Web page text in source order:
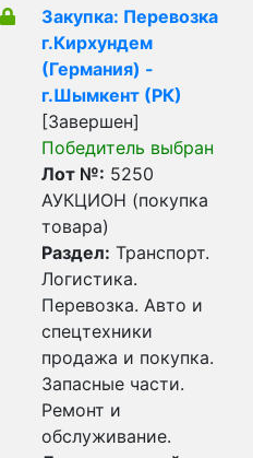
Закупка: Перевозка
г.Кирхундем
(Германия) -
г.Шымкент (РК)
[Завершен]
Победитель выбран
Лот №: 5250
АУКЦИОН (покупка
товара)
Раздел: Транспорт.
Логистика.
Перевозка. Авто и
спецтехники
продажа и покупка.
Запасные части.
Ремонт и
обслуживание.